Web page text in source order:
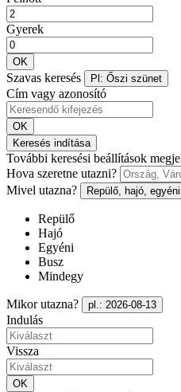
Gyerek
OK
Szavas keresés Pl: Őszi szünet
Cím vagy azonosító
OK
Keresés indítása
További keresési beállítások
Hova szeretne utazni?
Mivel utazna?
Repülő, hajó,
Repülő
Hajó
Egyéni
Busz
Mindegy
Mikor utazna? pl.: 2026-08-13
Indulás
Vissza
OK